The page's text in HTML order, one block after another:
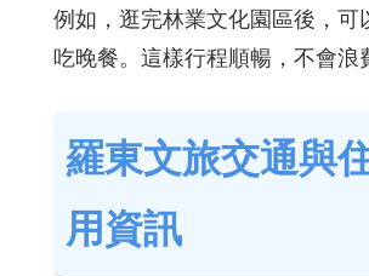
例如，逛完林業文化園區後，可
吃晚餐。這樣行程順暢，不會浪
羅東文旅交通與
用資訊